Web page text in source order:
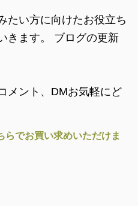
たい方に向けたお役立ち
きます。 ブログの更新
メント、DMお気軽にど
らでお買い求めいただけま